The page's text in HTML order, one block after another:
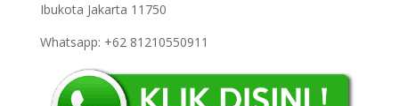
Ibukota Jakarta 11750
Whatsapp: +62 81210550911